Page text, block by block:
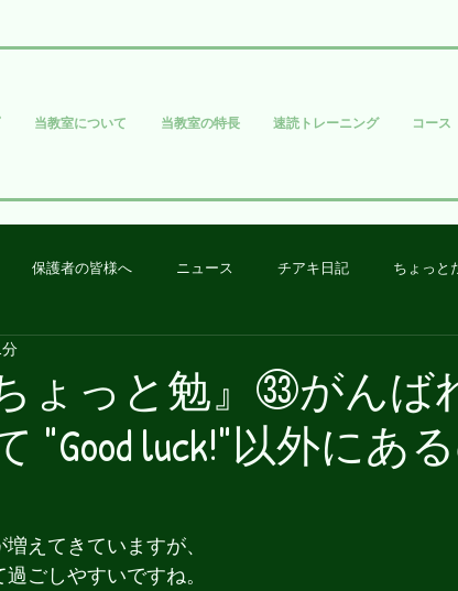
当教室について 当教室の特長 速読トレーニング コース
保護者の皆様へ ニュース チアキ日記 ちょっと
ょっと勉』㉝がんば
"Good luck!"以外にあ
えてきていますが、
ごしやすいですね。